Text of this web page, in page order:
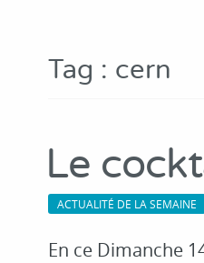
Tag : cern
Le
ACTUALITÉ DE LA SEMAINE
En ce Dimanche